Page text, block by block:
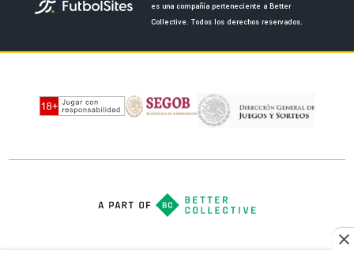
Adiós a Coapa: Rodrigo Dourado deja